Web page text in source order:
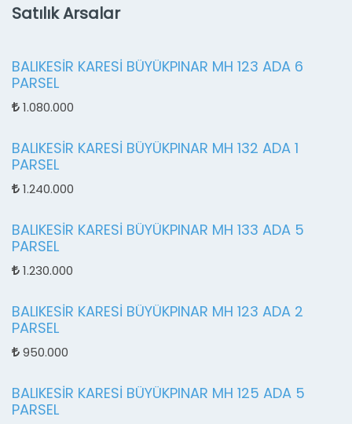
Satılık Arsalar
BALIKESİR KARESİ BÜYÜKPINAR MH 123 ADA 6
PARSEL
1.080.000
BALIKESİR KARESİ BÜYÜKPINAR MH 132 ADA 1
PARSEL
1.240.000
BALIKESİR KARESİ BÜYÜKPINAR MH 133 ADA 5
PARSEL
1.230.000
BALIKESİR KARESİ BÜYÜKPINAR MH 123 ADA 2
PARSEL
950.000
BALIKESİR KARESİ BÜYÜKPINAR MH 125 ADA 5
PARSEL